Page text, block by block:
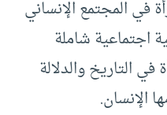
في المجتمع الإنساني
اجتماعية شاملة
التاريخ والدلالة
الإنسان.